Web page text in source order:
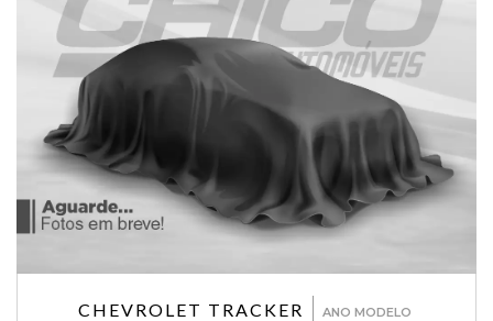
CHEVROLET TRACKER
ANO MODELO